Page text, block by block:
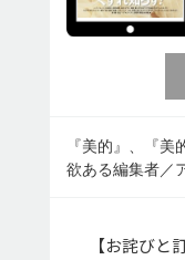
『美的』、『美
欲ある編集者／
【お詫びと